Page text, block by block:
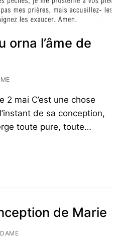
orna l’âme de
2 mai C’est une chose
de sa conception,
toute pure, toute…
de Marie